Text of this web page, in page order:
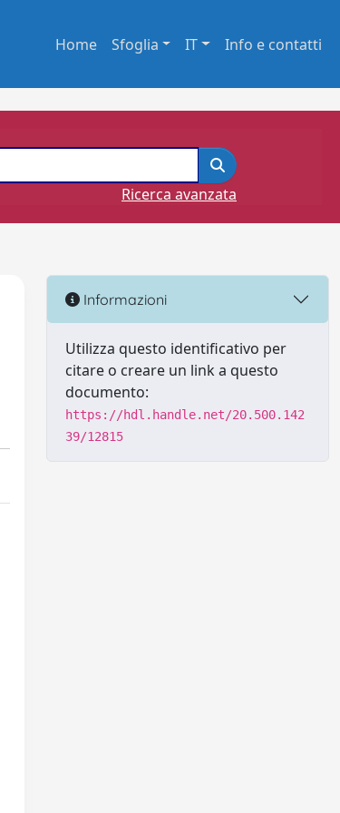
Home Sfoglia IT Info e contatti
Ricerca avanzata
Informazioni
Utilizza questo identificativo per
citare o creare un link a questo
documento:
https://hdl.handle.net/20.500.142
39/12815